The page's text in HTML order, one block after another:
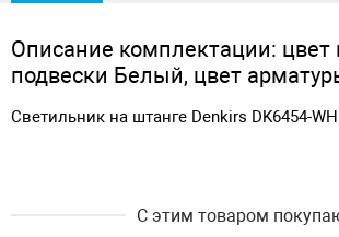
Описание комплектации:
подвески Белый, цвет
Светильник на штанге Denkirs DK6454-WH
С этим товаром